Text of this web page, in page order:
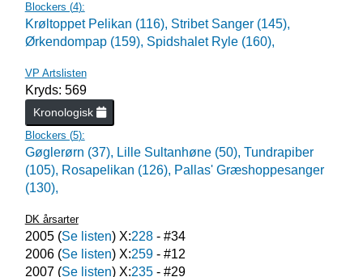
Blockers (4):
Krøltoppet Pelikan (116), Stribet Sanger (145),
Ørkendompap (159), Spidshalet Ryle (160),
VP Artslisten
Kryds: 569
Kronologisk
Blockers (5):
Gøglerørn (37), Lille Sultanhøne (50), Tundrapiber
(105), Rosapelikan (126), Pallas' Græshoppesanger
(130),
DK årsarter
2005(Se listen) X:228- #34
2006(Se listen) X:259- #12
2007(Se listen) X:235- #29